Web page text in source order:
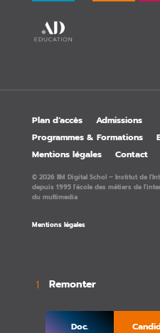
Doc.
Plan d’accès
Admissions
Programmes & Formations
Mentions légales
Contact
© 2026 IIM Digital Schol – Institut de
depuis 1995 l'école des métiers de
du multimedia
Mentions légales
→ Remonter